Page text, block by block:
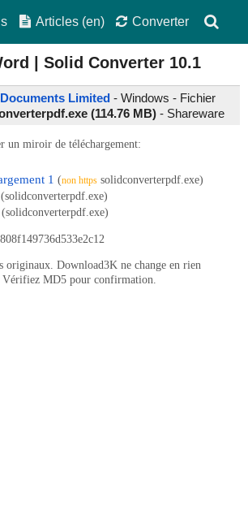
Articles (en) Converter
| Solid Converter 10.1
Limited - Windows - Fichier
(114.76 MB) - Shareware
un miroir de téléchargement:
1 (non https solidconverterpdf.exe)
(solidconverterpdf.exe)
(solidconverterpdf.exe)
originaux. Download3K ne change en rien
MD5 pour confirmation.